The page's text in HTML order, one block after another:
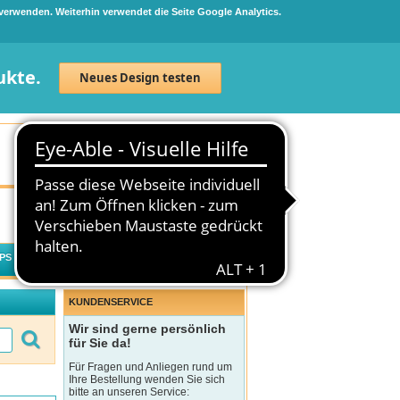
Weiterhin verwendet die Seite Google Analytics.
Neues Design testen
Neuanmeldung Anmelden
0 Artikel 0,00 €
KUNDENSERVICE
Wir sind gerne persönlich
für Sie da!
Für Fragen und Anliegen rund um
Ihre Bestellung wenden Sie sich
bitte an unseren Service: